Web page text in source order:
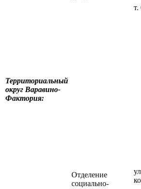
т.
Территориальный
округ Варавино-
Фактория:
Отделение
социально-